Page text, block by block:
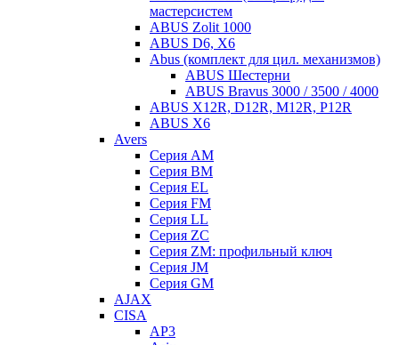
мастерсистем
ABUS Zolit 1000
ABUS D6, X6
Abus (комплект для цил. механизмов)
ABUS Шестерни
ABUS Bravus 3000 / 3500 / 4000
ABUS X12R, D12R, M12R, P12R
ABUS X6
Avers
Серия AM
Серия BM
Серия EL
Серия FM
Серия LL
Серия ZC
Серия ZM: профильный ключ
Серия JM
Серия GM
AJAX
CISA
AP3